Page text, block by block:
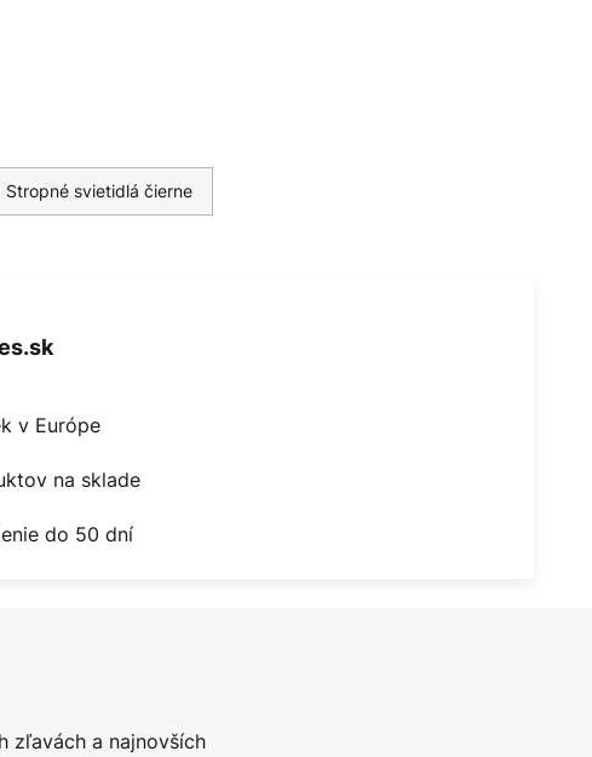
Stropné svietidlá čierne
v Európe
na sklade
do 50 dní
zľavách a najnovších